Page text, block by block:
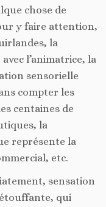
chose de
y faire attention,
la
l’animatrice, la
sensorielle
compter les
centaines de
la
représente la
etc.
sensation
qui